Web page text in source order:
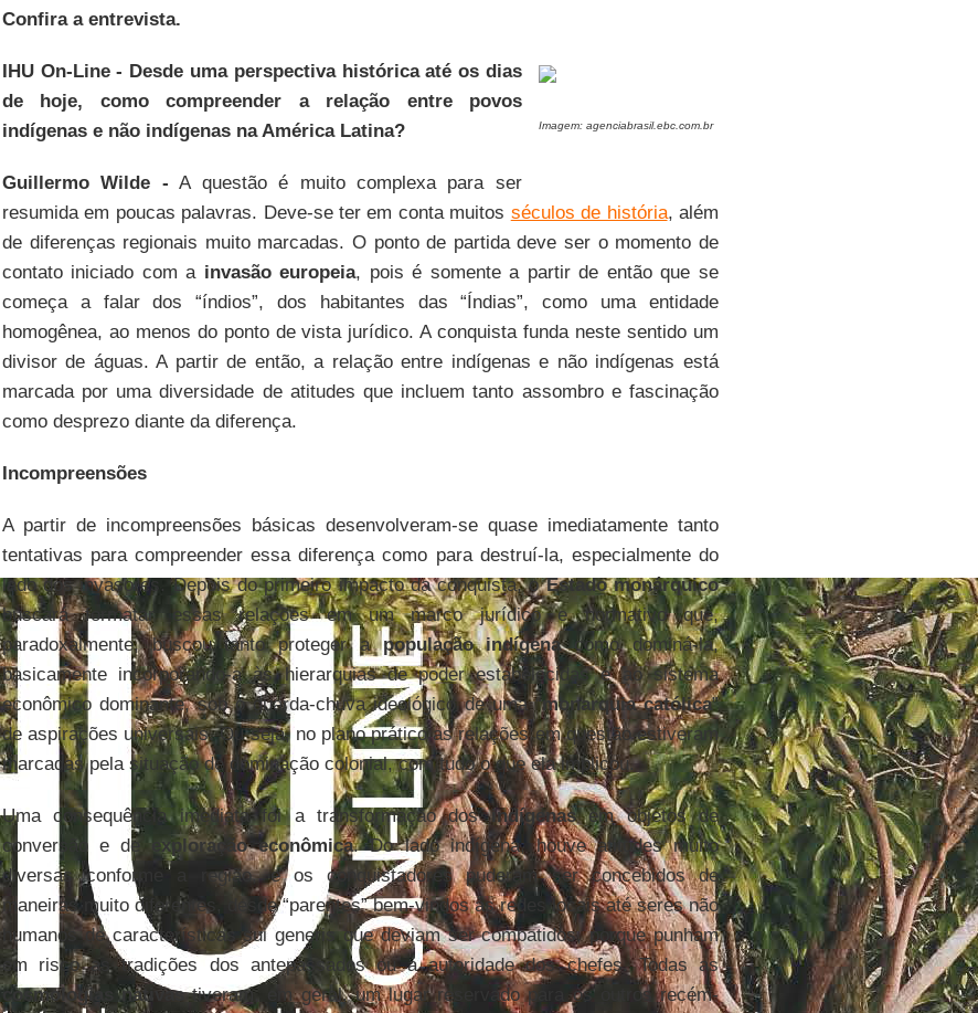
Confira a entrevista.
Imagem: agenciabrasil.ebc.com.br
IHU On-Line - Desde uma perspectiva histórica até os dias
de hoje, como compreender a relação entre povos
indígenas e não indígenas na América Latina?
Guillermo Wilde - A questão é muito complexa para ser
resumida em poucas palavras. Deve-se ter em conta muitos séculos de história, além
de diferenças regionais muito marcadas. O ponto de partida deve ser o momento de
contato iniciado com a invasão europeia, pois é somente a partir de então que se
começa a falar dos “índios”, dos habitantes das “Índias”, como uma entidade
homogênea, ao menos do ponto de vista jurídico. A conquista funda neste sentido um
divisor de águas. A partir de então, a relação entre indígenas e não indígenas está
marcada por uma diversidade de atitudes que incluem tanto assombro e fascinação
como desprezo diante da diferença.
Incompreensões
A partir de incompreensões básicas desenvolveram-se quase imediatamente tanto
tentativas para compreender essa diferença como para destruí-la, especialmente do
lado dos invasores. Depois do primeiro impacto da conquista, oEstado monárquico
buscará formatar essas relações em um marco jurídico e normativo que,
paradoxalmente, buscou tanto proteger apopulação indígenacomo dominá-la,
basicamente incorporando-a às hierarquias de poder estabelecidas e ao sistema
econômico dominante, sob o guarda-chuva ideológico de uma “monarquia católica”
de aspirações universais. Ou seja, no plano prático as relações em questão estiveram
marcadas pela situação de dominação colonial, com tudo o que ela implicou.
Uma consequência imediata foi a transformação dosindígenasem objetos de
conversão e de exploração econômica. Do lado indígena, houve atitudes muito
diversas conforme a região, e os conquistadores puderam ser concebidos de
maneiras muito diferentes, desde “parentes” bem-vindos às redes locais até seres não
humanos de características sui generis que deviam ser combatidos, porque punham
em risco as tradições dos antepassados ou a autoridade dos chefes. Todas as
cosmologias nativastiveram, em geral, um lugar reservado para os outros recém-